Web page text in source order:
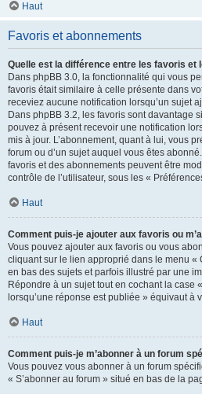
Haut
Favoris et abonnements
Quelle est la différence entre les favoris et
Dans phpBB 3.0, la fonctionnalité qui vous
favoris était similaire à celle présente dans
receviez aucune notification lorsqu’un sujet
Dans phpBB 3.2, les favoris sont davantage
pouvez à présent recevoir une notification
mis à jour. L’abonnement, quant à lui, vous
forum ou d’un sujet auquel vous êtes
favoris et des abonnements peuvent être
contrôle de l’utilisateur, sous les «
Haut
Comment puis-je ajouter aux favoris ou
Vous pouvez ajouter aux favoris ou vous
cliquant sur le lien approprié dans le menu «
en bas des sujets et parfois illustré par une
Répondre à un sujet tout en cochant la case
lorsqu’une réponse est publiée » équivaut à
Haut
Comment puis-je m’abonner à un forum
Vous pouvez vous abonner à un forum
« S’abonner au forum » situé en bas de la